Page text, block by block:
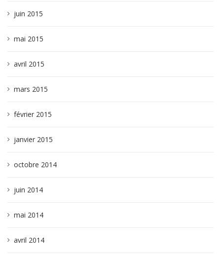
juin 2015
mai 2015
avril 2015
mars 2015
février 2015
janvier 2015
octobre 2014
juin 2014
mai 2014
avril 2014